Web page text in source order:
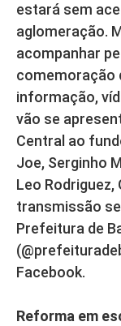
estará sem
aglomeração.
acompanhar
comemoração
informação,
vão se
Central ao
Joe, Serginho
Leo Rodriguez,
transmissão
Prefeitura de
Facebook.
Reforma em